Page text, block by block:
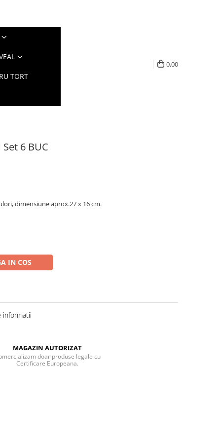
TORT
0,00
6 BUC
dimensiune aprox.27 x 16 cm.
IN COS
informatii
MAGAZIN AUTORIZAT
doar produse legale cu
Certificare Europeana.